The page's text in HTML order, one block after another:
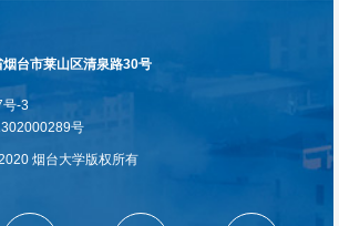
台市莱山区清泉路30号
号-3
号
烟台大学版权所有